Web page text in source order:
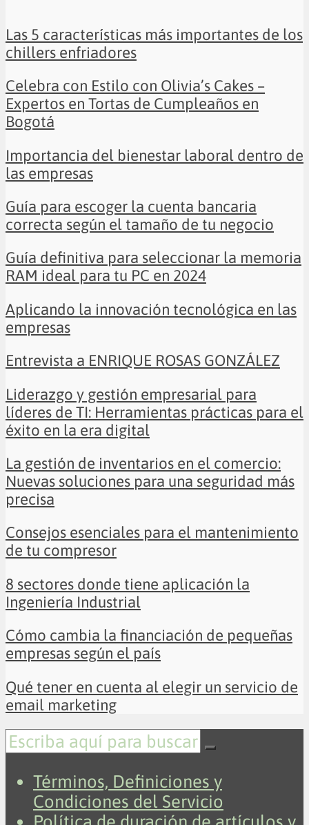
Las 5 características más importantes de los
chillers enfriadores
Celebra con Estilo con Olivia’s Cakes –
Expertos en Tortas de Cumpleaños en
Bogotá
Importancia del bienestar laboral dentro de
las empresas
Guía para escoger la cuenta bancaria
correcta según el tamaño de tu negocio
Guía definitiva para seleccionar la memoria
RAM ideal para tu PC en 2024
Aplicando la innovación tecnológica en las
empresas
Entrevista a ENRIQUE ROSAS GONZÁLEZ
Liderazgo y gestión empresarial para
líderes de TI: Herramientas prácticas para el
éxito en la era digital
La gestión de inventarios en el comercio:
Nuevas soluciones para una seguridad más
precisa
Consejos esenciales para el mantenimiento
de tu compresor
8 sectores donde tiene aplicación la
Ingeniería Industrial
Cómo cambia la financiación de pequeñas
empresas según el país
Qué tener en cuenta al elegir un servicio de
email marketing
Términos, Definiciones y
Condiciones del Servicio
Política de duración de artículos y